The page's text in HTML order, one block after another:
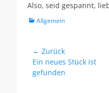
Also, seid gespannt,
Kategorien
Allgemein
Beitragsnavigation
← Zurück
Vorheriger
Beitrag:
Ein neues Stück ist
gefunden